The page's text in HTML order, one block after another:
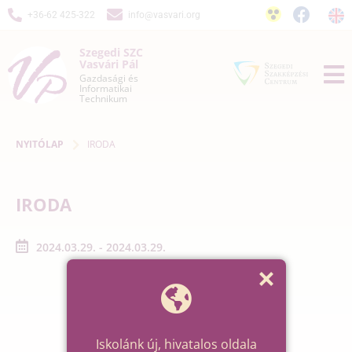
+36-62 425-322 info@vasvari.org
Szegedi SZC
Vasvári Pál
Gazdasági és
Informatikai
Technikum
NYITÓLAP IRODA
IRODA
2024.03.29. - 2024.03.29.
Iskolánk új, hivatalos oldala